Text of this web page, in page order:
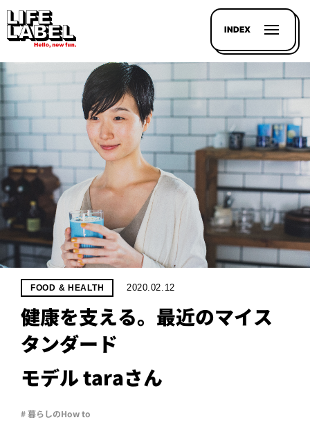
INDEX
記事を
探す
LL
HOUSE
LINE-
PROJECT
FOOD & HEALTH 2020.02.12
健康を支える。最近のマイス
タンダード
モデル taraさん
# 暮らしのHow to